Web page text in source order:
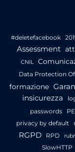
#deletefacebook
Assessment
CNIL
Data Protection
formazione
insicurezza
passwords
privacy by default
RGPD RPD
SlowHTTP